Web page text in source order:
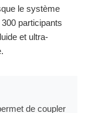
le système
300 participants
et ultra-
de coupler